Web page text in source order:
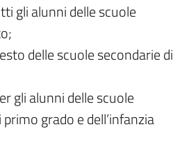
gli alunni delle scuole
delle scuole secondarie di
gli alunni delle scuole
grado e dell’infanzia